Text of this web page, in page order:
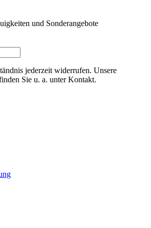
und Sonderangebote
jederzeit widerrufen. Unsere
Sie u. a. unter Kontakt.